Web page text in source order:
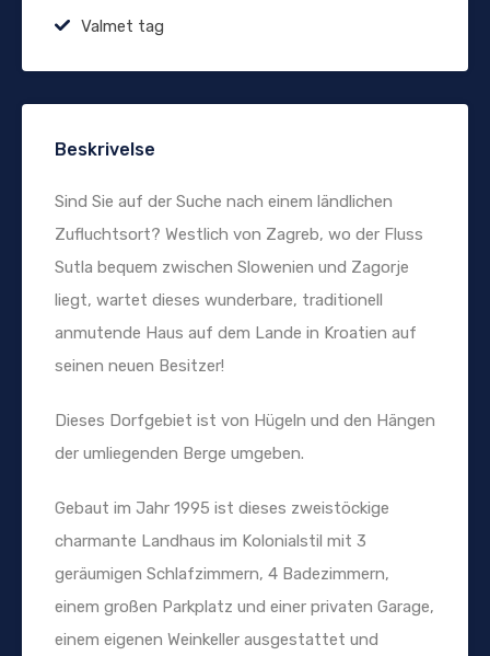
Valmet tag
Beskrivelse
Sind Sie auf der Suche nach einem ländlichen
Zufluchtsort? Westlich von Zagreb, wo der Fluss
Sutla bequem zwischen Slowenien und Zagorje
liegt, wartet dieses wunderbare, traditionell
anmutende Haus auf dem Lande in Kroatien auf
seinen neuen Besitzer!
Dieses Dorfgebiet ist von Hügeln und den Hängen
der umliegenden Berge umgeben.
Gebaut im Jahr 1995 ist dieses zweistöckige
charmante Landhaus im Kolonialstil mit 3
geräumigen Schlafzimmern, 4 Badezimmern,
einem großen Parkplatz und einer privaten Garage,
einem eigenen Weinkeller ausgestattet und